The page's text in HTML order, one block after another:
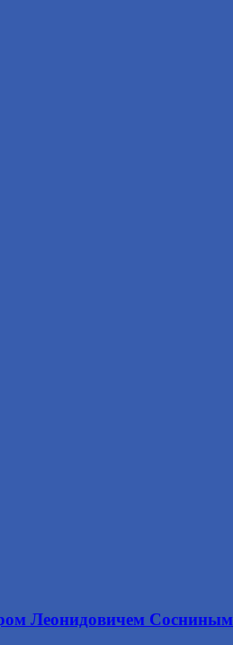
Леонидовичем Сосниным